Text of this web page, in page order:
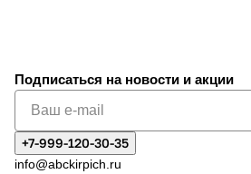
Подписаться на новости и акции
+7-999-120-30-35
info@abckirpich.ru